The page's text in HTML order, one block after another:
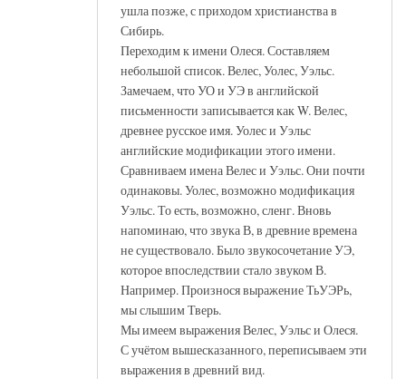
ушла позже, с приходом христианства в
Сибирь.
Переходим к имени Олеся. Составляем
небольшой список. Велес, Уолес, Уэльс.
Замечаем, что УО и УЭ в английской
письменности записывается как W. Велес,
древнее русское имя. Уолес и Уэльс
английские модификации этого имени.
Сравниваем имена Велес и Уэльс. Они почти
одинаковы. Уолес, возможно модификация
Уэльс. То есть, возможно, сленг. Вновь
напоминаю, что звука В, в древние времена
не существовало. Было звукосочетание УЭ,
которое впоследствии стало звуком В.
Например. Произнося выражение ТьУЭРь,
мы слышим Тверь.
Мы имеем выражения Велес, Уэльс и Олеся.
С учётом вышесказанного, переписываем эти
выражения в древний вид.